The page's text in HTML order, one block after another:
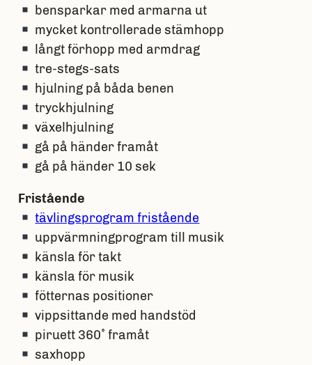
bensparkar med armarna ut
mycket kontrollerade stämhopp
långt förhopp med armdrag
tre-stegs-sats
hjulning på båda benen
tryckhjulning
växelhjulning
gå på händer framåt
gå på händer 10 sek
Fristående
tävlingsprogram fristående
uppvärmningprogram till musik
känsla för takt
känsla för musik
fötternas positioner
vippsittande med handstöd
piruett 360˚ framåt
saxhopp